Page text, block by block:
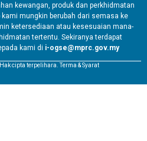
kewangan, produk dan perkhidmatan
mungkin berubah dari semasa ke
ketersediaan atau kesesuaian mana-
tertentu. Sekiranya terdapat
kami di i-ogse@mprc.gov.my
cipta terpelihara. Terma & Syarat